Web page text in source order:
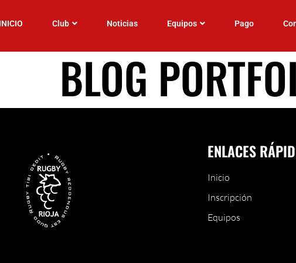
Club Noticias Equipos Pago
BLOG
ENLACES
Inicio
Inscripción
Equipos